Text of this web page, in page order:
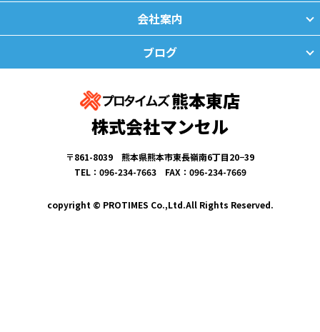
会社案内
ブログ
熊本東店
株式会社マンセル
〒861-8039 熊本県熊本市東長嶺南6丁目20−39
TEL：096-234-7663 FAX：096-234-7669
copyright © PROTIMES Co.,Ltd.All Rights Reserved.